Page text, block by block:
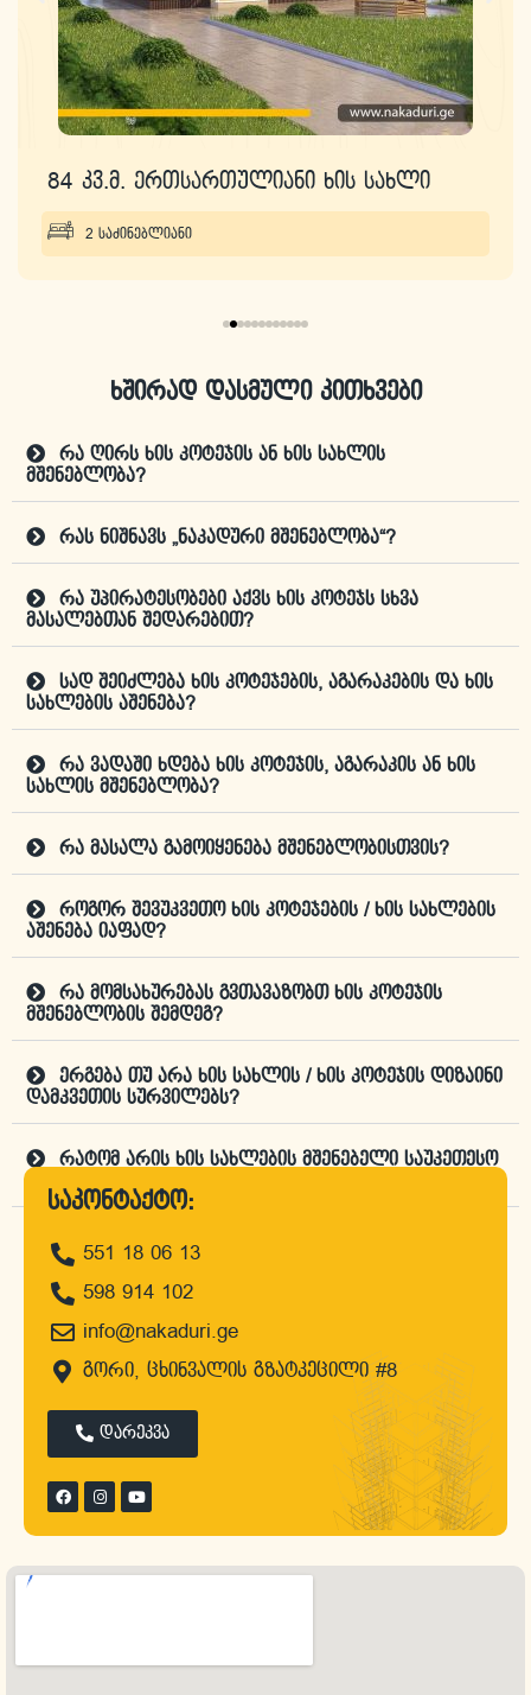
84 კვ.მ. ერთსართულიანი ხის სახლი
2 საძინებლიანი
ხშირად დასმული კითხვები
რა ღირს ხის კოტეჯის ან ხის სახლის
მშენებლობა?
რას ნიშნავს „ნაკადური მშენებლობა“?
რა უპირატესობები აქვს ხის კოტეჯს სხვა
მასალებთან შედარებით?
სად შეიძლება ხის კოტეჯების, აგარაკების და ხის
სახლების აშენება?
რა ვადაში ხდება ხის კოტეჯის, აგარაკის ან ხის
სახლის მშენებლობა?
რა მასალა გამოიყენება მშენებლობისთვის?
როგორ შევუკვეთო ხის კოტეჯების / ხის სახლების
აშენება იაფად?
რა მომსახურებას გვთავაზობთ ხის კოტეჯის
მშენებლობის შემდეგ?
ერგება თუ არა ხის სახლის / ხის კოტეჯის დიზაინი
დამკვეთის სურვილებს?
რატომ არის ხის სახლების მშენებელი საუკეთესო
დროა, შეუკვეთო პროექტი
საკონტაქტო:
551 18 06 13
598 914 102
info@nakaduri.ge
გორი, ცხინვალის გზატკეცილი #8
დარეკვა